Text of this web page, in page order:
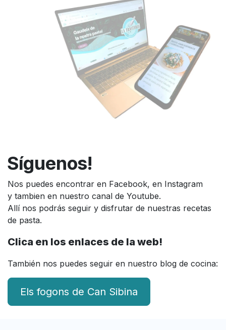
Síguenos!
Nos puedes encontrar en Facebook, en Instagram
y tambien en nuestro canal de Youtube.
Allí nos podrás seguir y disfrutar de nuestras recetas
de pasta.
Clica en los enlaces de la web!
También nos puedes seguir en nuestro blog de cocina:
Els fogons de Can Sibina